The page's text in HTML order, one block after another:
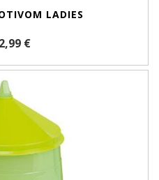
LADIES
€